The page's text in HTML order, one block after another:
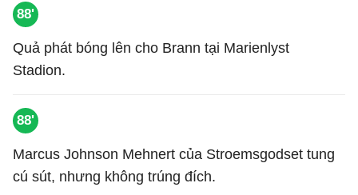
88'
Quả phát bóng lên cho Brann tại Marienlyst
Stadion.
88'
Marcus Johnson Mehnert của Stroemsgodset tung
cú sút, nhưng không trúng đích.